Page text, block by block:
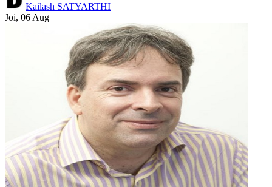
Kailash SATYARTHI
Joi, 06 Aug